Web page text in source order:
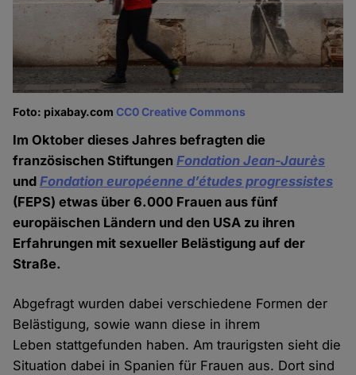
Foto: pixabay.comCC0 Creative Commons
Im Oktober dieses Jahres befragten die
französischen StiftungenFondation Jean-Jaurès
undFondation européenne d’études progressistes
(FEPS) etwas über 6.000 Frauen aus fünf
europäischen Ländern und den USA zu ihren
Erfahrungen mit sexueller Belästigung auf der
Straße.
Abgefragt wurden dabei verschiedene Formen der
Belästigung, sowie wann diese in ihrem
Leben stattgefunden haben. Am traurigsten sieht die
Situation dabei in Spanien für Frauen aus. Dort sind